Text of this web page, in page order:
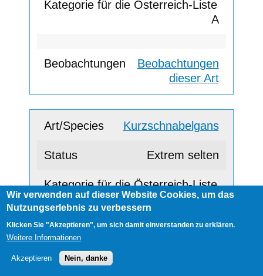
A
Beobachtungen
dieser Art
Kurzschnabelgans
Extrem selten
A
Wir verwenden auf dieser Website Cookies, um das
Nutzungserlebnis zu verbessern
Klicken Sie "Akzeptieren", um sich damit einverstanden zu erklären.
Weitere Informationen
Akzeptieren Nein, danke